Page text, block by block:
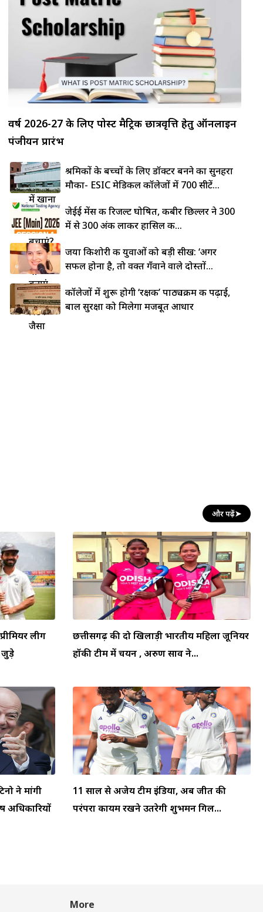
लोहे की
कड़ाही
में खाना
चिपकने
से कैसे
बचाएं?
5 देसी
ट्रिक्स से
बनाएं
नॉन-
स्टिक
जैसा
वर्ष 2026-27 के लिए पोस्ट मैट्रिक छात्रवृत्ति हेतु ऑनलाइन
पंजीयन प्रारंभ
श्रमिकों के बच्चों के लिए डॉक्टर बनने का सुनहरा
मौका- ESIC मेडिकल कॉलेजों में 700 सीटें...
जेईई मेंस की रिजल्ट घोषित, कबीर छिल्लर ने 300
में से 300 अंक लाकर हासिल की...
जया किशोरी की युवाओं को बड़ी सीख: ‘अगर
सफल होना है, तो वक्त गँवाने वाले दोस्तों...
कॉलेजों में शुरू होगी ‘रक्षक’ पाठ्यक्रम की पढ़ाई,
बाल सुरक्षा को मिलेगा मजबूत आधार
और पढ़ें➤
लीग
जुड़े
छत्तीसगढ़ की दो खिलाड़ी भारतीय महिला जूनियर
हॉकी टीम में चयन , अरुण साव ने...
ने मांगी
अधिकारियों
11 साल से अजेय टीम इंडिया, अब जीत की
परंपरा कायम रखने उतरेगी शुभमन गिल...
More